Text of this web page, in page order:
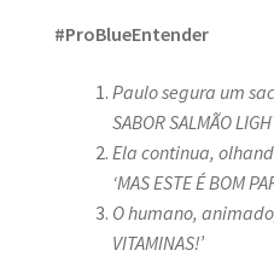
#ProBlueEntender
Paulo segura um
SABOR SALMÃO
Ela continua,
‘MAS ESTE É BOM
O humano,
VITAMINAS!’